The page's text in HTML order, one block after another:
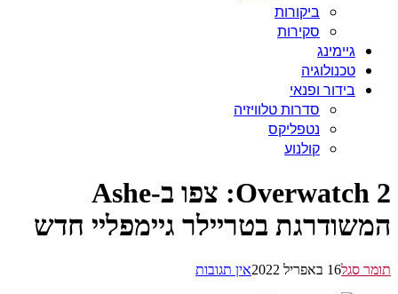
ביקורות
סקירות
גיימינג
טכנולוגיה
בידור ופנאי
סדרות טלוויזיה
נטפליקס
קולנוע
Overwatch 2: צפו ב-Ashe
בטריילר גיימפליי חדש
סגל16 באפריל 2022 אין תגובות